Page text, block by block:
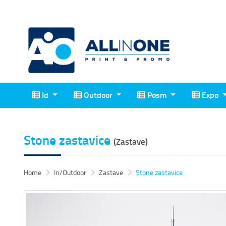
IdId Outdoor
Outdoor Posm
Posm Expo
Expo
Stone zastavice (Zastave)
Home In/Outdoor Zastave Stone zastavice